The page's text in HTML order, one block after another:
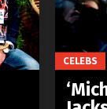
CELEBS